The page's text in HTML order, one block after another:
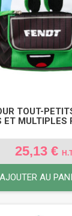
TOUT-
ET MULTIPLES
25,13 €
AJOUTER AU